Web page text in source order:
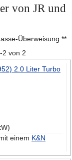
von JR und
Überweisung **
2 von 2
2.0 Liter Turbo
einem K&N